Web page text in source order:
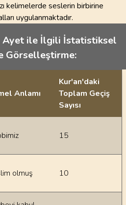
kelimelerde seslerin birbirine
uygulanmaktadır.
Ayet ile İlgili İstatistiksel
Görselleştirme:
Anlamı
Kur'an'daki
Toplam Geçiş
Sayısı
15
olmuş 10